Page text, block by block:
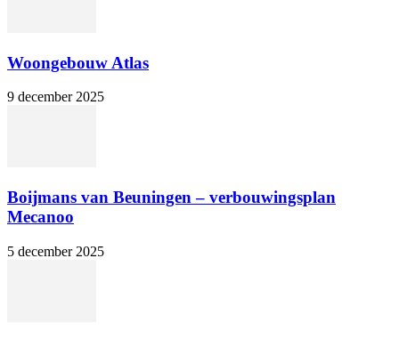
Woongebouw Atlas
9 december 2025
Boijmans van Beuningen – verbouwingsplan
Mecanoo
5 december 2025